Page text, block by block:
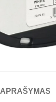
APRAŠYMAS